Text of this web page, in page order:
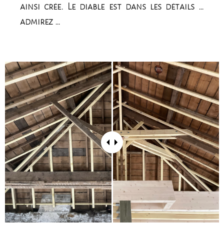
ainsi crée. Le diable est dans les détails …
admirez …